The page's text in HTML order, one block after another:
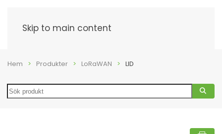
Skip to main content
Hem Produkter LoRaWAN LID
Search